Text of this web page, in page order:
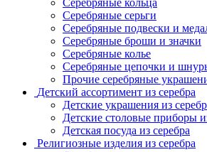
Серебряные серьги
Серебряные подвески и
Серебряные броши и значки
Серебряные колье
Серебряные цепочки и
Прочие серебряные
Детский ассортимент из серебра
Детские украшения из
Детские столовые приборы
Детская посуда из серебра
Религиозные изделия из серебра